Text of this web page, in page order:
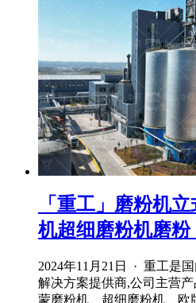
「重工」磨粉机
机超细磨粉机磨粉
2024年11月21日 · 重工是
解决方案提供商,公司主营
蒙磨粉机、超细磨粉机、欧